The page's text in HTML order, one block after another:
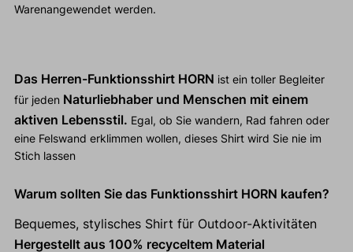
Warenangewendet werden.
Das Herren-Funktionsshirt HORN ist ein toller Begleiter
für jeden Naturliebhaber und Menschen mit einem
aktiven Lebensstil. Egal, ob Sie wandern, Rad fahren oder
eine Felswand erklimmen wollen, dieses Shirt wird Sie nie im
Stich lassen
Warum sollten Sie das Funktionsshirt HORN kaufen?
Bequemes, stylisches Shirt für Outdoor-Aktivitäten
Hergestellt aus 100% recyceltem Material